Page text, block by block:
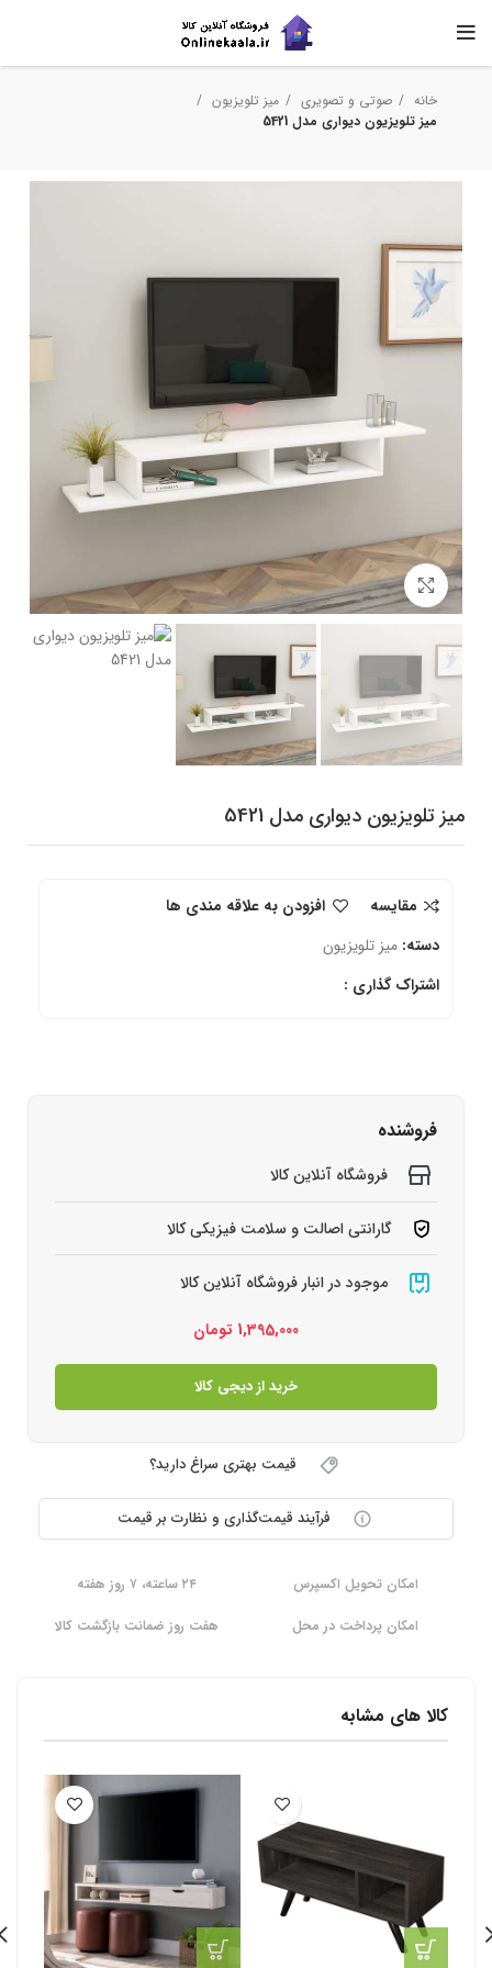
خانه صوتی و تصویری
میز تلویزیون
میز تلویزیون دیواری مدل 5421
برای بزرگنمایی کلیک کنید
میز تلویزیون دیواری مدل 5421
مقایسه
افزودن به علاقه مندی ها
دسته: میز تلویزیون
اشتراک گذاری :
فروشنده
فروشگاه آنلاین کالا
گارانتی اصالت و سلامت فیزیکی کالا
موجود در انبار فروشگاه آنلاین کالا
1,395,000 تومان
خرید از دیجی کالا
قیمت بهتری سراغ دارید؟
فرآیند قیمت‌گذاری و نظارت بر قیمت
امکان تحویل اکسپرس
۲۴ ساعته، ۷ روز هفته
امکان پرداخت در محل
هفت روز ضمانت بازگشت کالا
کالا های مشابه